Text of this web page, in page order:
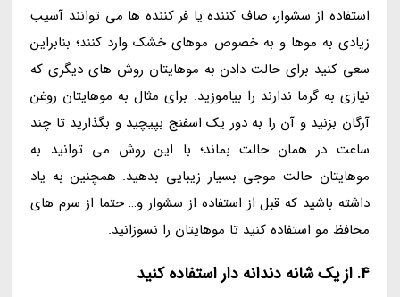
استفاده از سشوار، صاف کننده یا فر کننده ها می توانند آسیب
زیادی به موها و به خصوص موهای خشک وارد کنند؛ بنابراین
سعی کنید برای حالت دادن به موهایتان روش های دیگری که
نیازی به گرما ندارند را بیاموزید. برای مثال به موهایتان روغن
آرگان بزنید و آن را به دور یک اسفنج بپیچید و بگذارید تا چند
ساعت در همان حالت بماند؛ با این روش می توانید به
موهایتان حالت موجی بسیار زیبایی بدهید. همچنین به یاد
داشته باشید که قبل از استفاده از سشوار و… حتما از سرم های
محافظ مو استفاده کنید تا موهایتان را نسوزانید.
4. از یک شانه دندانه دار استفاده کنید